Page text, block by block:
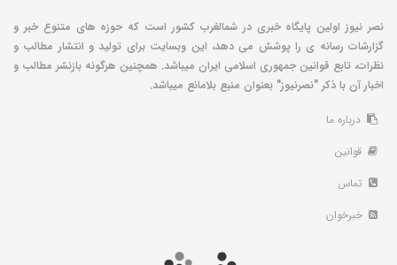
نصر نیوز اولین پایگاه خبری در شمالغرب کشور است که حوزه های متنوع خبر و
گزارشات رسانه ی را پوشش می دهد، این وبسایت برای تولید و انتشار مطالب و
نظرات، تابع قوانین جمهوری اسلامی ایران میباشد. همچنین هرگونه بازنشر مطالب و
اخبار آن با ذکر "نصرنیوز" بعنوان منبع بلامانع میباشد.
درباره ما
قوانین
تماس
خبرخوان